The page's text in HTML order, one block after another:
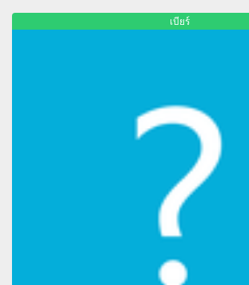
เบียร์